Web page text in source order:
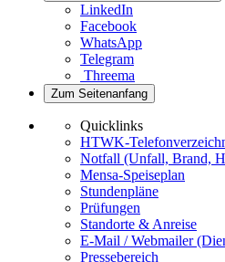
LinkedIn
Facebook
WhatsApp
Telegram
Threema
Zum Seitenanfang
Quicklinks
HTWK-
Notfall (Unfall, Brand,
Mensa-Speiseplan
Stundenpläne
Prüfungen
Standorte & Anreise
E-Mail / Webmailer
Pressebereich